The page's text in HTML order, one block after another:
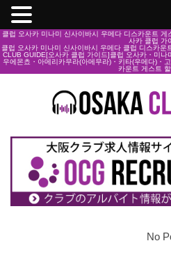
클럽 오사카 미나미 신사이바시 우메다 디스카운트
사카 클럽 가
클럽 오사카 미나미 신사이바시 우메다 클럽 디스카
CLUB GUIDE[오사카 클럽 가이드]클럽 오사카・미나
우에몬쵸・아메리카무라(아메무라)・키타(우메다)・
카운트 게스트
No